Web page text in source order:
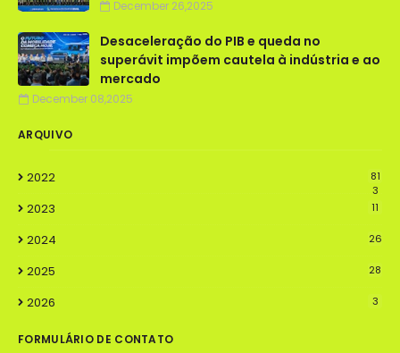
December 26,2025
Desaceleração do PIB e queda no
superávit impõem cautela à indústria e ao
mercado
December 08,2025
ARQUIVO
2022
81
3
2023 11
2024 26
2025 28
2026 3
FORMULÁRIO DE CONTATO